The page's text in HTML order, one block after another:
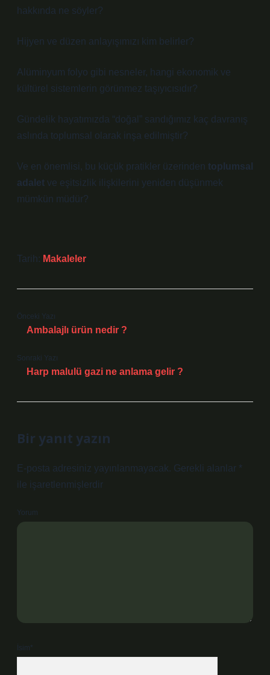
hakkında ne söyler?
Hijyen ve düzen anlayışımızı kim belirler?
Alüminyum folyo gibi nesneler, hangi ekonomik ve
kültürel sistemlerin görünmez taşıyıcısıdır?
Gündelik hayatımızda “doğal” sandığımız kaç davranış
aslında toplumsal olarak inşa edilmiştir?
Ve en önemlisi, bu küçük pratikler üzerinden toplumsal
adalet ve eşitsizlik ilişkilerini yeniden düşünmek
mümkün müdür?
Tarih: Makaleler
Önceki Yazı
Ambalajlı ürün nedir ?
Sonraki Yazı
Harp malulü gazi ne anlama gelir ?
Bir yanıt yazın
E-posta adresiniz yayınlanmayacak. Gerekli alanlar *
ile işaretlenmişlerdir
Yorum
İsim*